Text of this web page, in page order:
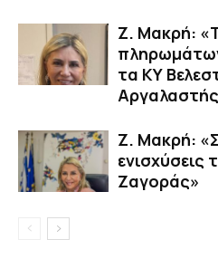
Ζ. Μακρή:
τα ΚΥ
Ζ. Μακρή:
Ζαγοράς»